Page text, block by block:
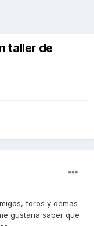
taller de
foros y demas
gustaria saber que